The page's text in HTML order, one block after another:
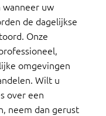
uw
de dagelijkse
Onze
omgevingen
Wilt u
over een
neem dan gerust